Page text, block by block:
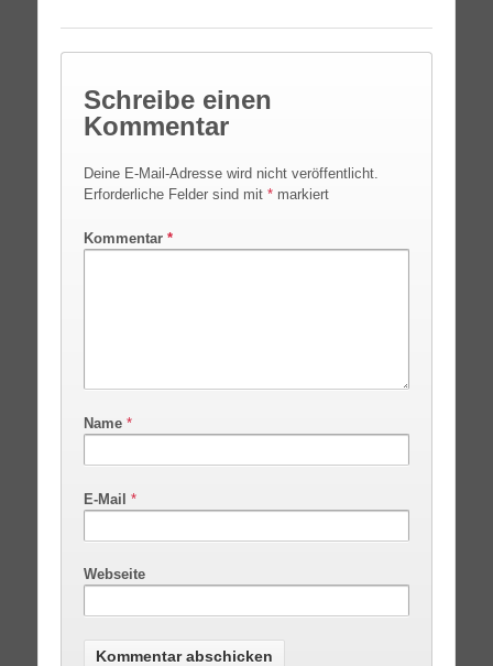
Schreibe einen
Kommentar
Deine E-Mail-Adresse wird nicht veröffentlicht.
Erforderliche Felder sind mit *markiert
Kommentar *
Name *
E-Mail *
Webseite